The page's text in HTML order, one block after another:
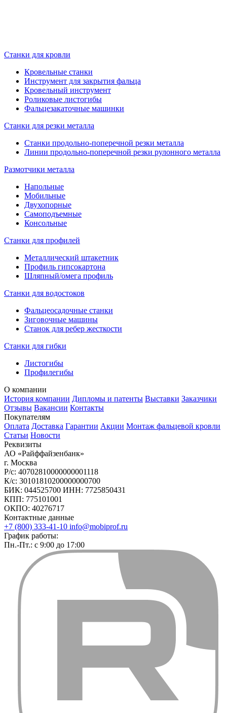
Станки для кровли
Кровельные станки
Инструмент для закрытия фальца
Кровельный инструмент
Роликовые листогибы
Фальцезакаточные машинки
Станки для резки металла
Станки продольно-поперечной резки металла
Линии продольно-поперечной резки рулонного металла
Размотчики металла
Напольные
Мобильные
Двухопорные
Самоподъемные
Консольные
Станки для профилей
Металлический штакетник
Профиль гипсокартона
Шляпный/омега профиль
Станки для водостоков
Фальцеосадочные станки
Зиговочные машины
Станок для ребер жесткости
Станки для гибки
Листогибы
Профилегибы
О компании
История компании Дипломы и патенты Выставки Заказчики
Отзывы Вакансии Контакты
Покупателям
Оплата Доставка Гарантии Акции Монтаж фальцевой кровли
Статьи Новости
Реквизиты
АО «Райффайзенбанк»
г. Москва
Р/с: 40702810000000001118
К/с: 30101810200000000700
БИК: 044525700 ИНН: 7725850431
КПП: 775101001
ОКПО: 40276717
Контактные данные
+7 (800) 333-41-10 info@mobiprof.ru
График работы:
Пн.-Пт.: с 9:00 до 17:00